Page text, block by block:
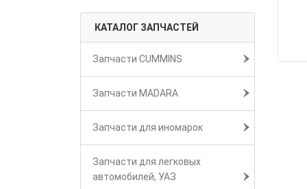
КАТАЛОГ ЗАПЧАСТЕЙ
Запчасти CUMMINS
Запчасти MADARA
Запчасти для иномарок
Запчасти для легковых
автомобилей, УАЗ